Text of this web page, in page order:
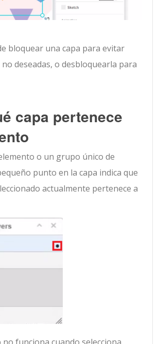
bloquear una capa para evitar
deseadas, o desbloquearla para
capa pertenece
o un grupo único de
punto en la capa indica que
actualmente pertenece a